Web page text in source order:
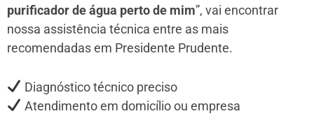
purificador de água perto de mim”, vai encontrar
nossa assistência técnica entre as mais
recomendadas em Presidente Prudente.
Diagnóstico técnico preciso
Atendimento em domicílio ou empresa